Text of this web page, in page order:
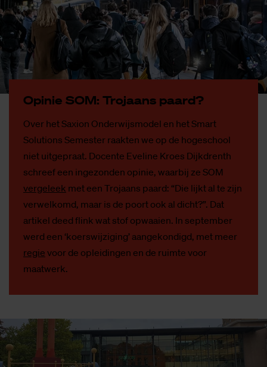
Opi­nie SOM: Tro­jaans paard?
Over het Saxion Onderwijsmodel en het Smart
Solutions Semester raakten we op de hogeschool
niet uitgepraat. Docente Eveline Kroes Dijkdrenth
schreef een ingezonden opinie, waarbij ze SOM
vergeleek met een Trojaans paard: “Die lijkt al te zijn
verwelkomd, maar is de poort ook al dicht?”. Dat
artikel deed flink wat stof opwaaien. In september
werd een ‘koerswijziging’ aangekondigd, met meer
regie voor de opleidingen en de ruimte voor
maatwerk.